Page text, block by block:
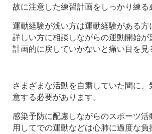
故に注意した練習計画をしっかり練る
運動経験が浅い方は運動経験がある
詳しい方に相談しながらの運動開始
計画的に戻していかないと痛い目を
さまざまな活動を自粛していた間に
意する必要があります。
感染予防に配慮しながらのスポーツ
用してでの運動などは心肺に過度な負